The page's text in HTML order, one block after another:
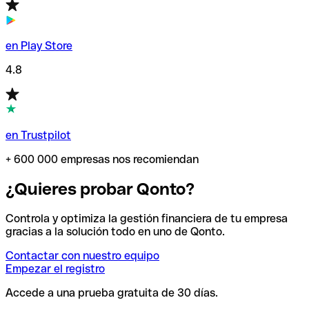
en Play Store
4.8
en Trustpilot
+ 600 000 empresas nos recomiendan
¿Quieres probar Qonto?
Controla y optimiza la gestión financiera de tu empresa
gracias a la solución todo en uno de Qonto.
Contactar con nuestro equipo
Empezar el registro
Accede a una prueba gratuita de 30 días.